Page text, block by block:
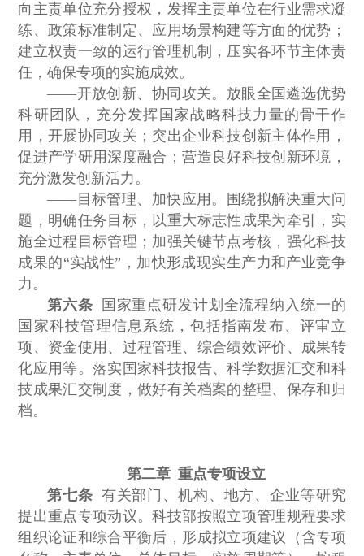
向主责单位充分授权，发挥主责单位在行业需求凝
练、政策标准制定、应用场景构建等方面的优势；
建立权责一致的运行管理机制，压实各环节主体责
任，确保专项的实施成效。
——开放创新、协同攻关。放眼全国遴选优势
科研团队，充分发挥国家战略科技力量的骨干作
用，开展协同攻关；突出企业科技创新主体作用，
促进产学研用深度融合；营造良好科技创新环境，
充分激发创新活力。
——目标管理、加快应用。围绕拟解决重大问
题，明确任务目标，以重大标志性成果为牵引，实
施全过程目标管理；加强关键节点考核，强化科技
成果的“实战性”，加快形成现实生产力和产业竞争
力。
第六条 国家重点研发计划全流程纳入统一的
国家科技管理信息系统，包括指南发布、评审立
项、资金使用、过程管理、综合绩效评价、成果转
化应用等。落实国家科技报告、科学数据汇交和科
技成果汇交制度，做好有关档案的整理、保存和归
档。
第二章 重点专项设立
第七条 有关部门、机构、地方、企业等研究
提出重点专项动议。科技部按照立项管理规程要求
组织论证和综合平衡后，形成拟立项建议（含专项